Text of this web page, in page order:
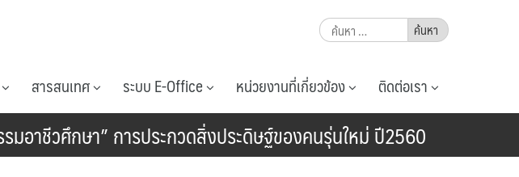
ค้นหา
สำหรับ:
สารสนเทศ ระบบ E-Office หน่วยงานที่เกี่ยวข้อง ติดต่อเรา
มอาชีวศึกษา” การประกวดสิ่งประดิษฐ์ของคนรุ่นใหม่ ปี2560